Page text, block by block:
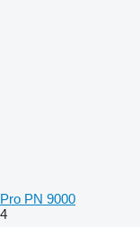
Pro PN 9000
4